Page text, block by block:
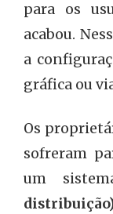
para os
acabou.
a
gráfica ou
Os
sofreram
um